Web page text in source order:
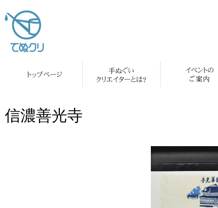
信濃善光寺